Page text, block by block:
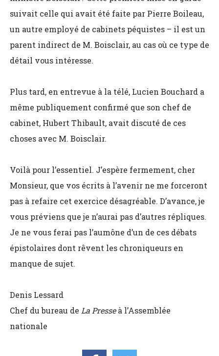
suivait celle qui avait été faite par Pierre Boileau,
un autre employé de cabinets péquistes – il est un
parent indirect de M. Boisclair, au cas où ce type de
détail vous intéresse.
Plus tard, en entrevue à la télé, Lucien Bouchard a
même publiquement confirmé que son chef de
cabinet, Hubert Thibault, avait discuté de ces
choses avec M. Boisclair.
Voilà pour l’essentiel. J’espère fermement, cher
Monsieur, que vos écrits à l’avenir ne me forceront
pas à refaire cet exercice désagréable. D’avance, je
vous préviens que je n’aurai pas d’autres répliques.
Je ne vous ferai pas l’aumône d’un de ces débats
épistolaires dont rêvent les chroniqueurs en
manque de sujet.
Denis Lessard
Chef du bureau de La Presseà l’Assemblée
nationale